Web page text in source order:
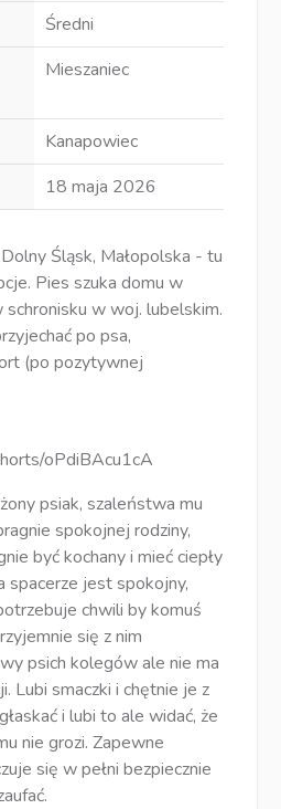
Średni
Mieszaniec
Kanapowiec
18 maja 2026
Śląsk, Małopolska - tu
Pies szuka domu w
w woj. lubelskim.
po psa,
(po pozytywnej
oPdiBAcu1cA
psiak, szaleństwa mu
spokojnej rodziny,
być kochany i mieć ciepły
spacerze jest spokojny,
chwili by komuś
się z nim
psich kolegów ale nie ma
Lubi smaczki i chętnie je z
i lubi to ale widać, że
nie grozi. Zapewne
się w pełni bezpiecznie